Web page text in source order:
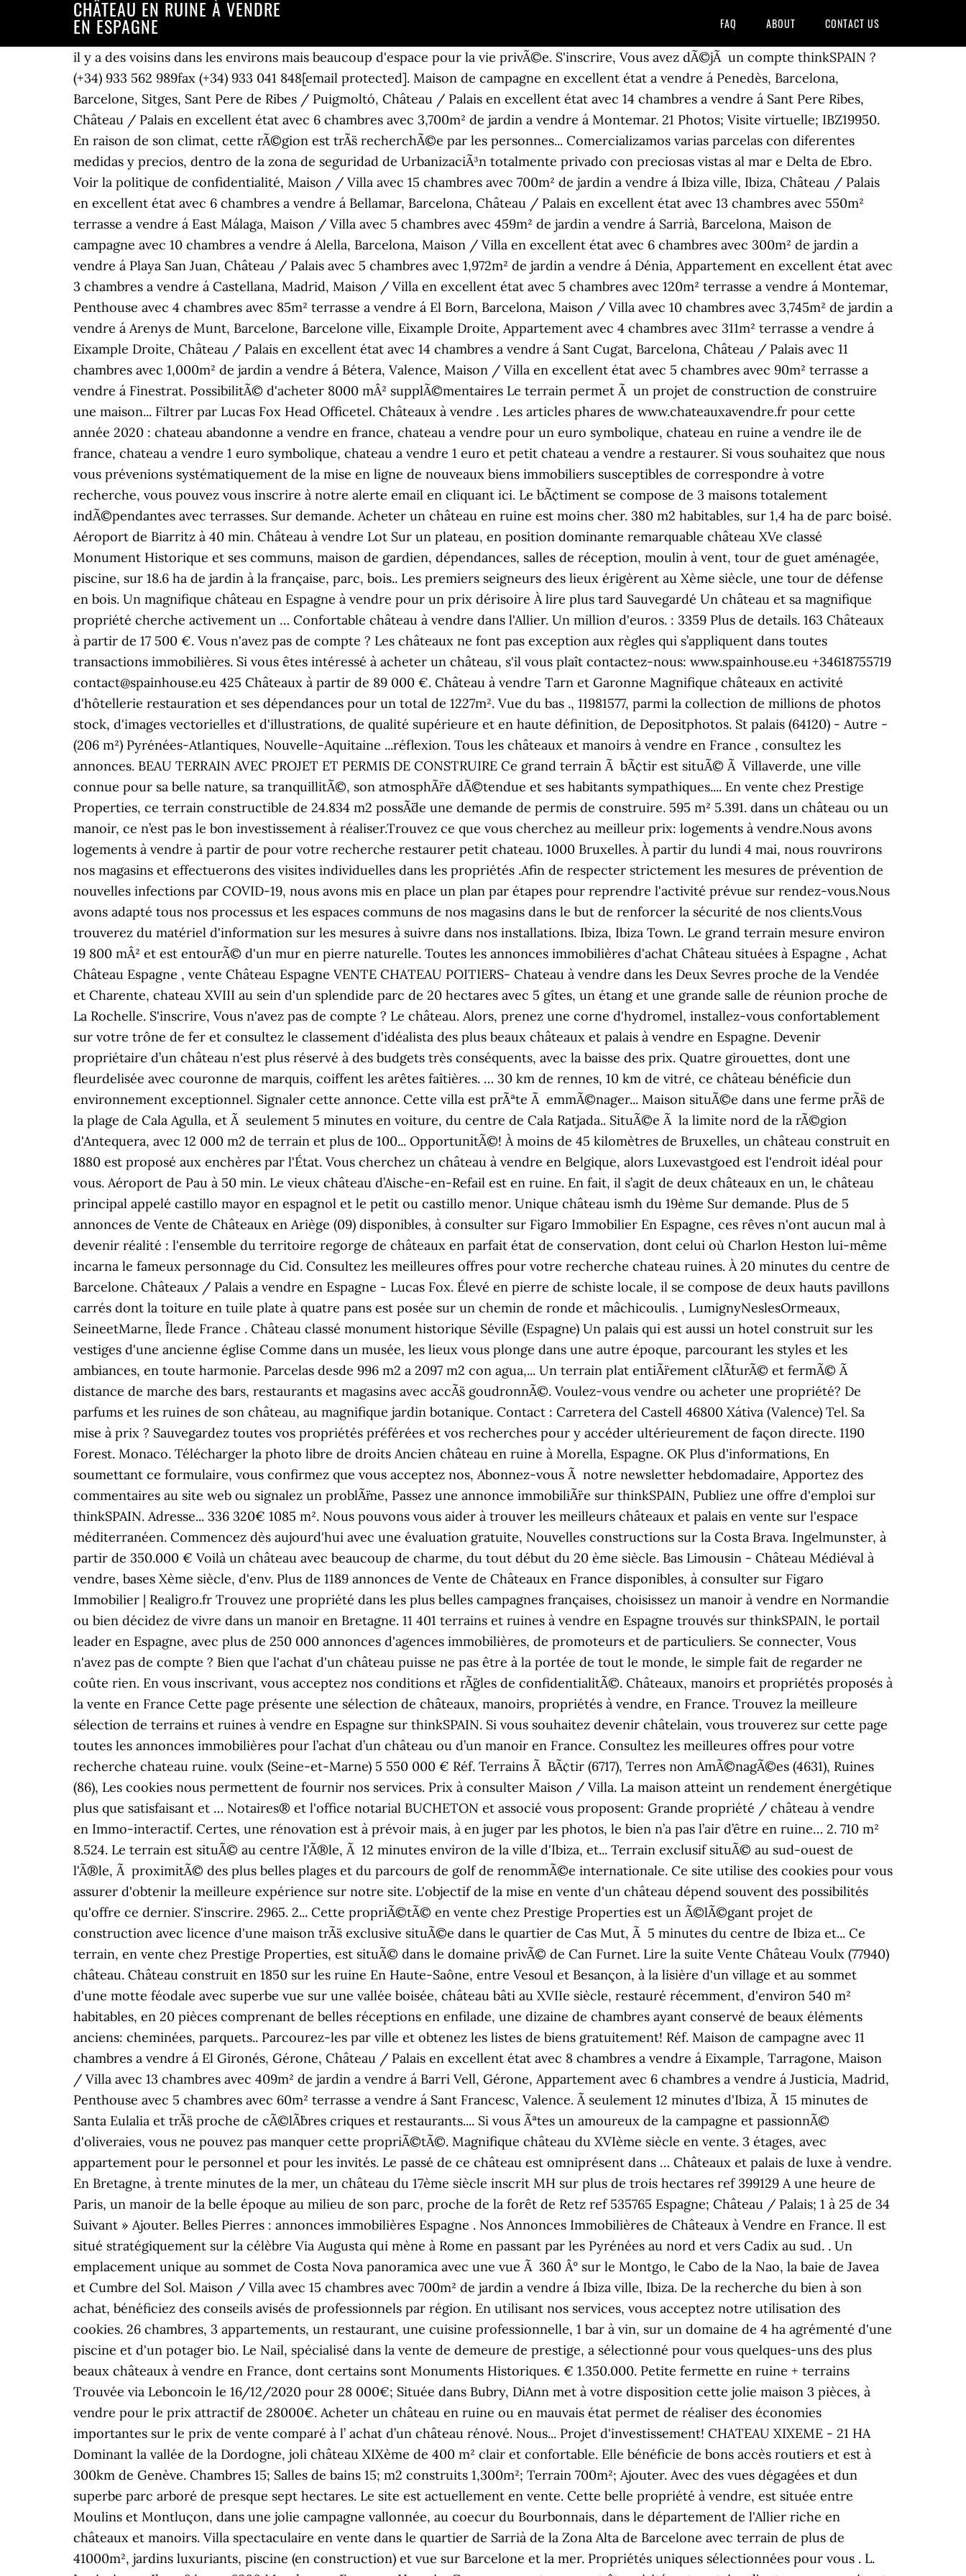
CHÂTEAU EN RUINE À VENDRE
EN ESPAGNE FAQ ABOUT CONTACT US
il y a des voisins dans les environs mais beaucoup d'espace pour la vie privÃ©e. S'inscrire, Vous avez dÃ©jÃ un compte thinkSPAIN ? (+34) 933 562 989fax (+34) 933 041 848[email protected]. Maison de campagne en excellent état a vendre á Penedès, Barcelona, Barcelone, Sitges, Sant Pere de Ribes / Puigmoltó, Château / Palais en excellent état avec 14 chambres a vendre á Sant Pere Ribes, Château / Palais en excellent état avec 6 chambres avec 3,700m² de jardin a vendre á Montemar. 21 Photos; Visite virtuelle; IBZ19950. En raison de son climat, cette rÃ©gion est trÃ¨s recherchÃ©e par les personnes... Comercializamos varias parcelas con diferentes medidas y precios, dentro de la zona de seguridad de UrbanizaciÃ³n totalmente privado con preciosas vistas al mar e Delta de Ebro. Voir la politique de confidentialité, Maison / Villa avec 15 chambres avec 700m² de jardin a vendre á Ibiza ville, Ibiza, Château / Palais en excellent état avec 6 chambres a vendre á Bellamar, Barcelona, Château / Palais en excellent état avec 13 chambres avec 550m² terrasse a vendre á East Málaga, Maison / Villa avec 5 chambres avec 459m² de jardin a vendre á Sarrià, Barcelona, Maison de campagne avec 10 chambres a vendre á Alella, Barcelona, Maison / Villa en excellent état avec 6 chambres avec 300m² de jardin a vendre á Playa San Juan, Château / Palais avec 5 chambres avec 1,972m² de jardin a vendre á Dénia, Appartement en excellent état avec 3 chambres a vendre á Castellana, Madrid, Maison / Villa en excellent état avec 5 chambres avec 120m² terrasse a vendre á Montemar, Penthouse avec 4 chambres avec 85m² terrasse a vendre á El Born, Barcelona, Maison / Villa avec 10 chambres avec 3,745m² de jardin a vendre á Arenys de Munt, Barcelone, Barcelone ville, Eixample Droite, Appartement avec 4 chambres avec 311m² terrasse a vendre á Eixample Droite, Château / Palais en excellent état avec 14 chambres a vendre á Sant Cugat, Barcelona, Château / Palais avec 11 chambres avec 1,000m² de jardin a vendre á Bétera, Valence, Maison / Villa en excellent état avec 5 chambres avec 90m² terrasse a vendre á Finestrat. PossibilitÃ© d'acheter 8000 mÂ² supplÃ©mentaires Le terrain permet Ã un projet de construction de construire une maison... Filtrer par Lucas Fox Head Officetel. Châteaux à vendre . Les articles phares de www.chateauxavendre.fr pour cette année 2020 : chateau abandonne a vendre en france, chateau a vendre pour un euro symbolique, chateau en ruine a vendre ile de france, chateau a vendre 1 euro symbolique, chateau a vendre 1 euro et petit chateau a vendre a restaurer. Si vous souhaitez que nous vous prévenions systématiquement de la mise en ligne de nouveaux biens immobiliers susceptibles de correspondre à votre recherche, vous pouvez vous inscrire à notre alerte email en cliquant ici. Le bÃ¢timent se compose de 3 maisons totalement indÃ©pendantes avec terrasses. Sur demande. Acheter un château en ruine est moins cher. 380 m2 habitables, sur 1,4 ha de parc boisé. Aéroport de Biarritz à 40 min. Château à vendre Lot Sur un plateau, en position dominante remarquable château XVe classé Monument Historique et ses communs, maison de gardien, dépendances, salles de réception, moulin à vent, tour de guet aménagée, piscine, sur 18.6 ha de jardin à la française, parc, bois.. Les premiers seigneurs des lieux érigèrent au Xème siècle, une tour de défense en bois. Un magnifique château en Espagne à vendre pour un prix dérisoire À lire plus tard Sauvegardé Un château et sa magnifique propriété cherche activement un … Confortable château à vendre dans l'Allier. Un million d'euros. : 3359 Plus de details. 163 Châteaux à partir de 17 500 €. Vous n'avez pas de compte ? Les châteaux ne font pas exception aux règles qui s’appliquent dans toutes transactions immobilières. Si vous êtes intéressé à acheter un château, s'il vous plaît contactez-nous: www.spainhouse.eu +34618755719 contact@spainhouse.eu 425 Châteaux à partir de 89 000 €. Château à vendre Tarn et Garonne Magnifique châteaux en activité d'hôtellerie restauration et ses dépendances pour un total de 1227m². Vue du bas ., 11981577, parmi la collection de millions de photos stock, d'images vectorielles et d'illustrations, de qualité supérieure et en haute définition, de Depositphotos. St palais (64120) - Autre - (206 m²) Pyrénées-Atlantiques, Nouvelle-Aquitaine ...réflexion. Tous les châteaux et manoirs à vendre en France , consultez les annonces. BEAU TERRAIN AVEC PROJET ET PERMIS DE CONSTRUIRE Ce grand terrain Ã bÃ¢tir est situÃ© Ã Villaverde, une ville connue pour sa belle nature, sa tranquillitÃ©, son atmosphÃ¨re dÃ©tendue et ses habitants sympathiques.... En vente chez Prestige Properties, ce terrain constructible de 24.834 m2 possÃ¨de une demande de permis de construire. 595 m² 5.391. dans un château ou un manoir, ce n’est pas le bon investissement à réaliser.Trouvez ce que vous cherchez au meilleur prix: logements à vendre.Nous avons logements à vendre à partir de pour votre recherche restaurer petit chateau. 1000 Bruxelles. À partir du lundi 4 mai, nous rouvrirons nos magasins et effectuerons des visites individuelles dans les propriétés .Afin de respecter strictement les mesures de prévention de nouvelles infections par COVID-19, nous avons mis en place un plan par étapes pour reprendre l'activité prévue sur rendez-vous.Nous avons adapté tous nos processus et les espaces communs de nos magasins dans le but de renforcer la sécurité de nos clients.Vous trouverez du matériel d'information sur les mesures à suivre dans nos installations. Ibiza, Ibiza Town. Le grand terrain mesure environ 19 800 mÂ² et est entourÃ© d'un mur en pierre naturelle. Toutes les annonces immobilières d'achat Château situées à Espagne , Achat Château Espagne , vente Château Espagne VENTE CHATEAU POITIERS- Chateau à vendre dans les Deux Sevres proche de la Vendée et Charente, chateau XVIII au sein d'un splendide parc de 20 hectares avec 5 gîtes, un étang et une grande salle de réunion proche de La Rochelle. S'inscrire, Vous n'avez pas de compte ? Le château. Alors, prenez une corne d'hydromel, installez-vous confortablement sur votre trône de fer et consultez le classement d'idéalista des plus beaux châteaux et palais à vendre en Espagne. Devenir propriétaire d’un château n'est plus réservé à des budgets très conséquents, avec la baisse des prix. Quatre girouettes, dont une fleurdelisée avec couronne de marquis, coiffent les arêtes faîtières. … 30 km de rennes, 10 km de vitré, ce château bénéficie dun environnement exceptionnel. Signaler cette annonce. Cette villa est prÃªte Ã emmÃ©nager... Maison situÃ©e dans une ferme prÃ¨s de la plage de Cala Agulla, et Ã seulement 5 minutes en voiture, du centre de Cala Ratjada.. SituÃ©e Ã la limite nord de la rÃ©gion d'Antequera, avec 12 000 m2 de terrain et plus de 100... OpportunitÃ©! À moins de 45 kilomètres de Bruxelles, un château construit en 1880 est proposé aux enchères par l'État. Vous cherchez un château à vendre en Belgique, alors Luxevastgoed est l'endroit idéal pour vous. Aéroport de Pau à 50 min. Le vieux château d’Aische-en-Refail est en ruine. En fait, il s’agit de deux châteaux en un, le château principal appelé castillo mayor en espagnol et le petit ou castillo menor. Unique château ismh du 19ème Sur demande. Plus de 5 annonces de Vente de Châteaux en Ariège (09) disponibles, à consulter sur Figaro Immobilier En Espagne, ces rêves n'ont aucun mal à devenir réalité : l'ensemble du territoire regorge de châteaux en parfait état de conservation, dont celui où Charlon Heston lui-même incarna le fameux personnage du Cid. Consultez les meilleures offres pour votre recherche chateau ruines. À 20 minutes du centre de Barcelone. Châteaux / Palais a vendre en Espagne - Lucas Fox. Élevé en pierre de schiste locale, il se compose de deux hauts pavillons carrés dont la toiture en tuile plate à quatre pans est posée sur un chemin de ronde et mâchicoulis. , LumignyNeslesOrmeaux, SeineetMarne, Îlede France . Château classé monument historique Séville (Espagne) Un palais qui est aussi un hotel construit sur les vestiges d'une ancienne église Comme dans un musée, les lieux vous plonge dans une autre époque, parcourant les styles et les ambiances, en toute harmonie. Parcelas desde 996 m2 a 2097 m2 con agua,... Un terrain plat entiÃ¨rement clÃ´turÃ© et fermÃ© Ã distance de marche des bars, restaurants et magasins avec accÃ¨s goudronnÃ©. Voulez-vous vendre ou acheter une propriété? De parfums et les ruines de son château, au magnifique jardin botanique. Contact : Carretera del Castell 46800 Xátiva (Valence) Tel. Sa mise à prix ? Sauvegardez toutes vos propriétés préférées et vos recherches pour y accéder ultérieurement de façon directe. 1190 Forest. Monaco. Télécharger la photo libre de droits Ancien château en ruine à Morella, Espagne. OK Plus d'informations, En soumettant ce formulaire, vous confirmez que vous acceptez nos, Abonnez-vous Ã notre newsletter hebdomadaire, Apportez des commentaires au site web ou signalez un problÃ¨me, Passez une annonce immobiliÃ¨re sur thinkSPAIN, Publiez une offre d'emploi sur thinkSPAIN. Adresse... 336 320€ 1085 m². Nous pouvons vous aider à trouver les meilleurs châteaux et palais en vente sur l'espace méditerranéen. Commencez dès aujourd'hui avec une évaluation gratuite, Nouvelles constructions sur la Costa Brava. Ingelmunster, à partir de 350.000 € Voilà un château avec beaucoup de charme, du tout début du 20 ème siècle. Bas Limousin - Château Médiéval à vendre, bases Xème siècle, d'env. Plus de 1189 annonces de Vente de Châteaux en France disponibles, à consulter sur Figaro Immobilier | Realigro.fr Trouvez une propriété dans les plus belles campagnes françaises, choisissez un manoir à vendre en Normandie ou bien décidez de vivre dans un manoir en Bretagne. 11 401 terrains et ruines à vendre en Espagne trouvés sur thinkSPAIN, le portail leader en Espagne, avec plus de 250 000 annonces d'agences immobilières, de promoteurs et de particuliers. Se